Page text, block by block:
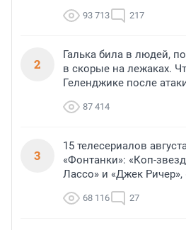
93 713 217
2
Галька била в людей,
в скорые на лежаках.
Геленджике после
87 414
3
15 телесериалов
«Фонтанки»: «Коп-
Лассо» и «Джек
68 116 27